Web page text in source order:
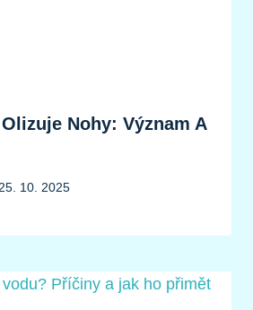
Nohy: Význam A
25. 10. 2025